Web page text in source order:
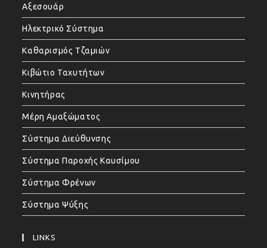
Αξεσουάρ
Ηλεκτρικό Σύστημα
Καθαρισμός Τζαμιών
Κιβώτιο Ταχυτήτων
Κινητήρας
Μέρη Αμαξώματος
Σύστημα Διεύθυνσης
Σύστημα Παροχής Καυσίμου
Σύστημα Φρένων
Σύστημα Ψύξης
LINKS